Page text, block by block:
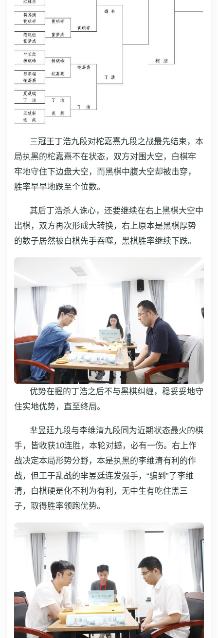
三冠王丁浩九段对柁嘉熹九段之战最先结束，本
局执黑的柁嘉熹不在状态，双方对围大空，白棋牢
牢地守住下边盘大空，而黑棋中腹大空却被击穿，
胜率早早地跌至个位数。
其后丁浩杀人诛心，还要继续在右上黑棋大空中
出棋，双方再次形成大转换，右上原本是黑棋厚势
的数子居然被白棋先手吞噬，黑棋胜率继续下跌。
优势在握的丁浩之后不与黑棋纠缠，稳妥妥地守
住实地优势，直至终局。
芈昱廷九段与李维清九段同为近期状态最火的棋
手，皆收获10连胜，本轮对撼，必有一伤。右上作
战决定本局形势分野，本是执黑的李维清有利的作
战，但工于乱战的芈昱廷连发强手，“骗到”了李维
清，白棋硬是化不利为有利，无中生有吃住黑三
子，取得胜率领跑优势。